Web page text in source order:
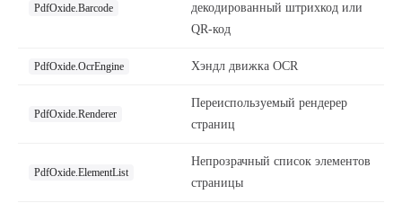
PdfOxide.Barcode
декодированный штрихкод или
QR-код
PdfOxide.OcrEngine Хэндл движка OCR
PdfOxide.Renderer
Переиспользуемый рендерер
страниц
PdfOxide.ElementList
Непрозрачный список элементов
страницы